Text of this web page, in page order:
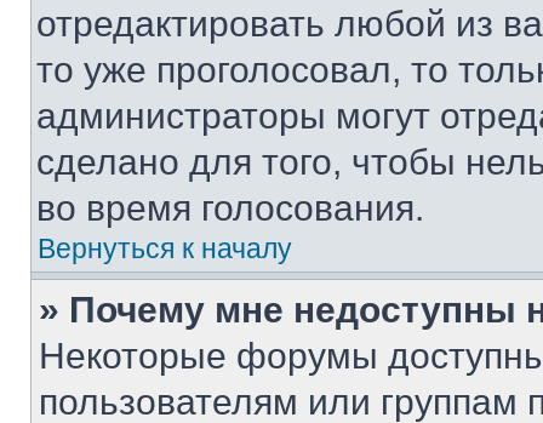
отредактировать любой из
то уже проголосовал, то
администраторы могут
сделано для того, чтобы
во время голосования.
Вернуться к началу
» Почему мне недоступны
Некоторые форумы
пользователям или группам